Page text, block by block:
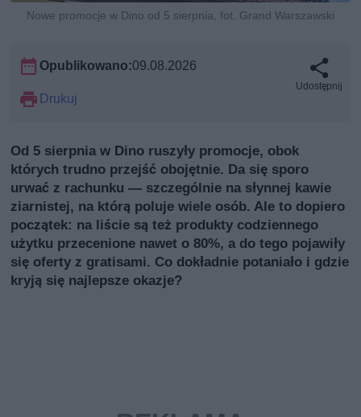
Nowe promocje w Dino od 5 sierpnia, fot. Grand Warszawski
Opublikowano:09.08.2026
Drukuj
Udostępnij
Od 5 sierpnia w Dino ruszyły promocje, obok
których trudno przejść obojętnie. Da się sporo
urwać z rachunku — szczególnie na słynnej kawie
ziarnistej, na którą poluje wiele osób. Ale to dopiero
początek: na liście są też produkty codziennego
użytku przecenione nawet o 80%, a do tego pojawiły
się oferty z gratisami. Co dokładnie potaniało i gdzie
kryją się najlepsze okazje?